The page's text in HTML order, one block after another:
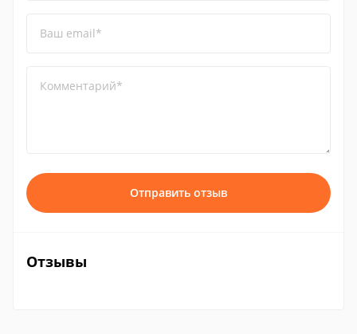
Ваш email*
Комментарий*
Отправить отзыв
Отзывы